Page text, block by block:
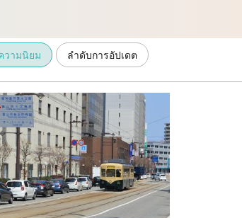
วามนิยม ลำดับการอัปเดต